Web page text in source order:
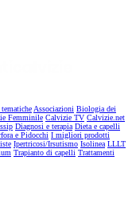
tematicheAssociazioni Biologia dei
Femminile Calvizie TV Calvizie.net
Diagnosi e terapia Dieta e capelli
e Pidocchi I migliori prodotti
Ipertricosi/Irsutismo Isolinea LLLT
Trapianto di capelli Trattamenti